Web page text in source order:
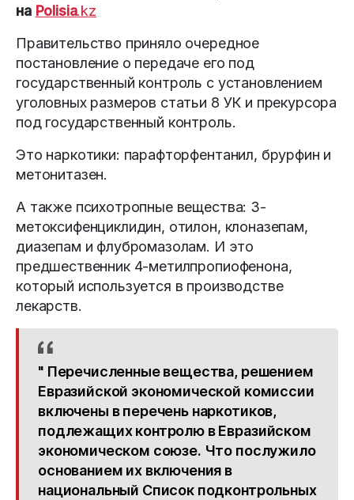
на Polisia.kz
Правительство приняло очередное
постановление о передаче его под
государственный контроль с установлением
уголовных размеров статьи 8 УК и прекурсора
под государственный контроль.
Это наркотики: парафторфентанил, брурфин и
метонитазен.
А также психотропные вещества: 3-
метоксифенциклидин, отилон, клоназепам,
диазепам и флубромазолам. И это
предшественник 4-метилпропиофенона,
который используется в производстве
лекарств.
" Перечисленные вещества, решением
Евразийской экономической комиссии
включены в перечень наркотиков,
подлежащих контролю в Евразийском
экономическом союзе. Что послужило
основанием их включения в
национальный Список подконтрольных